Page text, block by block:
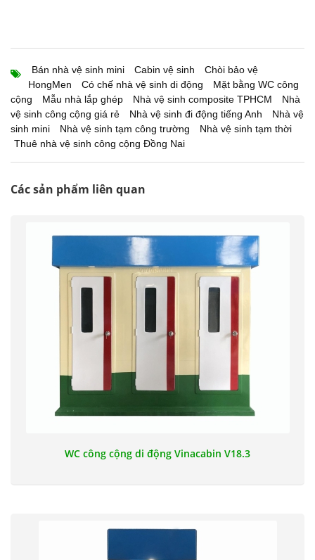
Bán nhà vệ sinh mini Cabin vệ sinh
Chòi bảo vệ
HongMen
Có chế nhà vệ sinh di động
Mặt bằng WC công
cộng
Mẫu nhà lắp ghép Nhà vệ sinh composite TPHCM
Nhà
vệ sinh công cộng giá rẻ
Nhà vệ sinh đi động tiếng Anh
Nhà vệ
sinh mini
Nhà vệ sinh tạm công trường
Nhà vệ sinh tạm thời
Thuê nhà vệ sinh công cộng Đồng Nai
Các sản phẩm liên quan
WC công cộng di động Vinacabin V18.3